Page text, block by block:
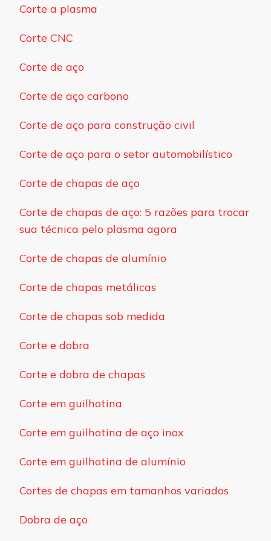
Corte a plasma
Corte CNC
Corte de aço
Corte de aço carbono
Corte de aço para construção civil
Corte de aço para o setor automobilístico
Corte de chapas de aço
Corte de chapas de aço: 5 razões para trocar
sua técnica pelo plasma agora
Corte de chapas de alumínio
Corte de chapas metálicas
Corte de chapas sob medida
Corte e dobra
Corte e dobra de chapas
Corte em guilhotina
Corte em guilhotina de aço inox
Corte em guilhotina de alumínio
Cortes de chapas em tamanhos variados
Dobra de aço